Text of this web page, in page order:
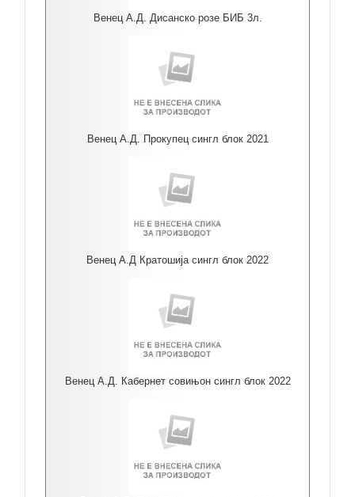
Венец А.Д. Дисанско розе БИБ 3л.
Венец А.Д. Прокупец сингл блок 2021
Венец А.Д Кратошија сингл блок 2022
Венец А.Д. Кабернет совињон сингл блок 2022